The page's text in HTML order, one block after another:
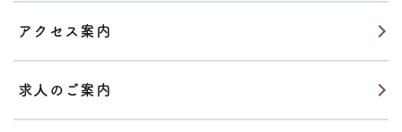
アクセス案内
求人のご案内